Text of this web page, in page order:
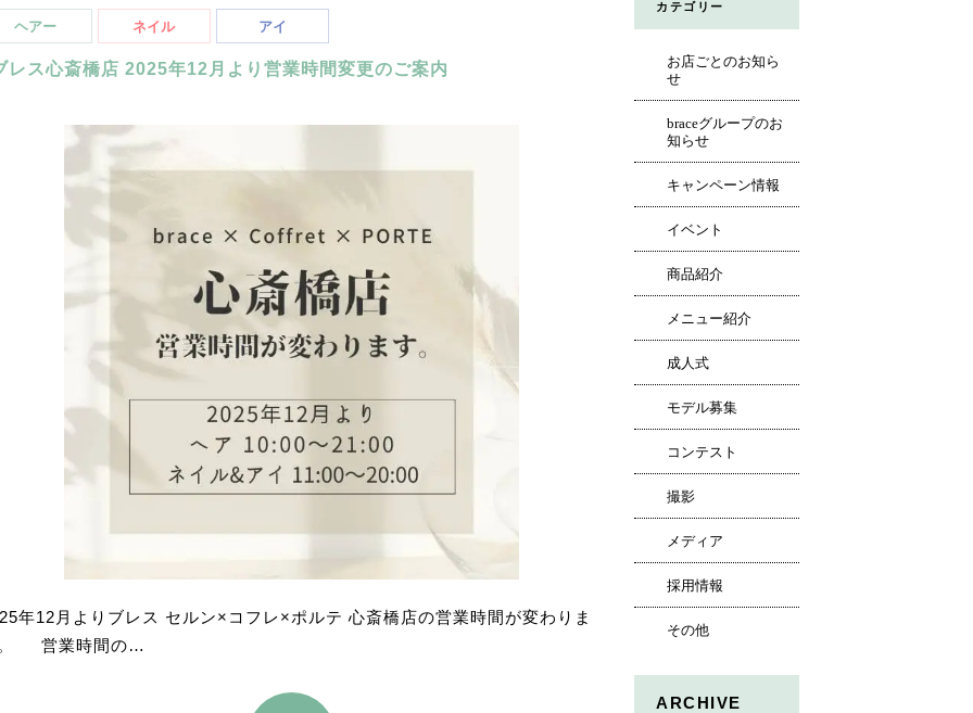
ヘアー ネイル アイ
レス心斎橋店 2025年12月より営業時間変更のご案内
年12月よりブレス セルン×コフレ×ポルテ 心斎橋店の営業時間が変わりま
営業時間の…
カテゴリー
お店ごとのお知ら
せ
braceグループのお
知らせ
キャンペーン情報
イベント
商品紹介
メニュー紹介
成人式
モデル募集
コンテスト
撮影
メディア
採用情報
その他
ARCHIVE